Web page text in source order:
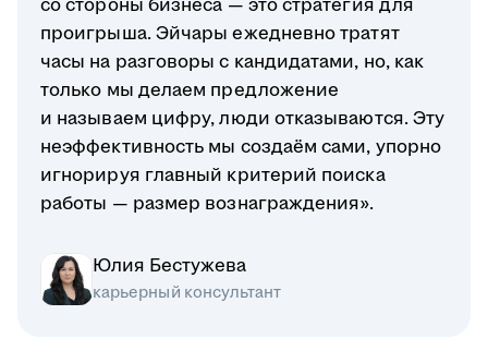
со стороны бизнеса — это стратегия для
проигрыша. Эйчары ежедневно тратят
часы на разговоры с кандидатами, но, как
только мы делаем предложение
и называем цифру, люди отказываются. Эту
неэффективность мы создаём сами, упорно
игнорируя главный критерий поиска
работы — размер вознаграждения».
Юлия Бестужева
карьерный консультант